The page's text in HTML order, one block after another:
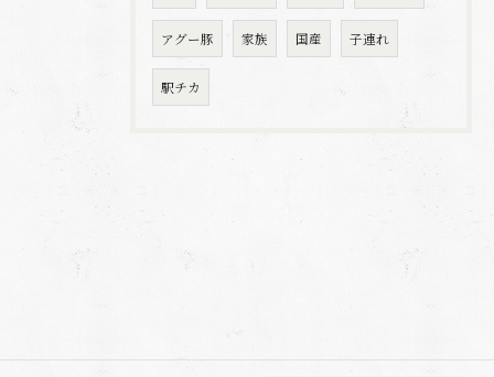
アグー豚 家族 国産 子連れ
駅チカ